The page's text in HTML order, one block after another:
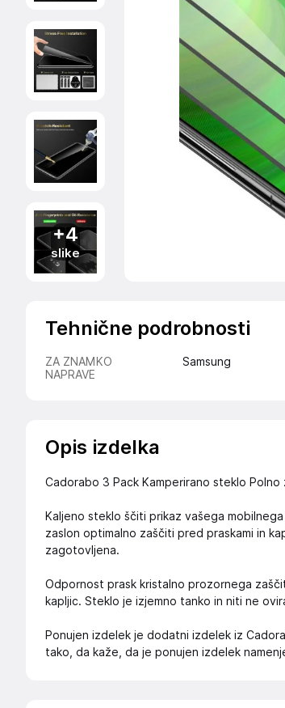
+4
slike
Tehnične podrobnosti
ZA ZNAMKO
NAPRAVE
Samsung
Opis izdelka
Cadorabo 3 Pack Kamperirano steklo
Kaljeno steklo ščiti prikaz vašega
zaslon optimalno zaščiti pred praskami in
zagotovljena.
Odpornost prask kristalno prozornega
kapljic. Steklo je izjemno tanko in niti ne
Ponujen izdelek je dodatni izdelek iz
tako, da kaže, da je ponujen izdelek